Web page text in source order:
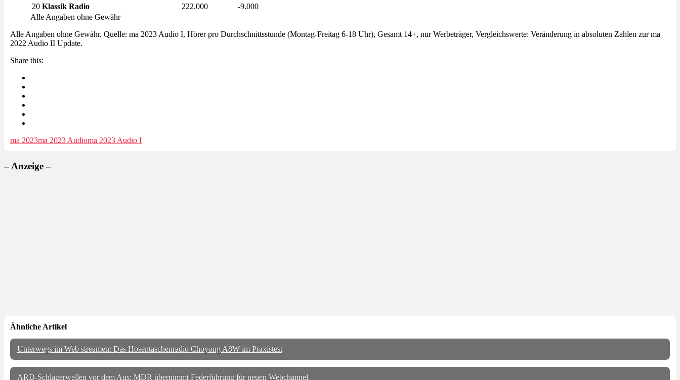
20 Klassik Radio 222.000
-9.000
Alle Angaben ohne Gewähr
Alle Angaben ohne Gewähr. Quelle: ma 2023 Audio I, Hörer pro Durchschnittsstunde (Montag-Freitag 6-18 Uhr), Gesamt 14+, nur Werbeträger, Vergleichswerte: Veränderung in absoluten Zahlen zur ma
2022 Audio II Update.
Share this:
ma 2023ma 2023 Audioma 2023 Audio I
– Anzeige –
Ähnliche Artikel
Unterwegs im Web streamen: Das Hosentaschenradio Choyong A8W im Praxistest
ARD-Schlagerwellen vor dem Aus: MDR übernimmt Federführung für neuen Webchannel